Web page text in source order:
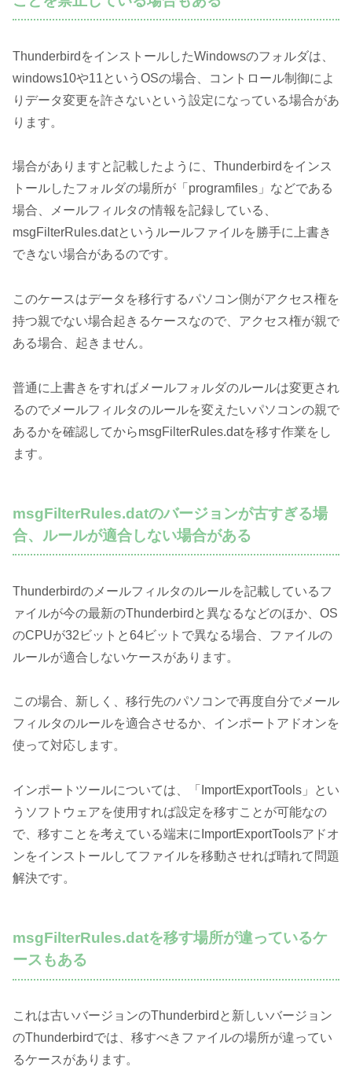
ThunderbirdをインストールしたWindowsのフォルダは、
windows10や11というOSの場合、コントロール制御によ
りデータ変更を許さないという設定になっている場合があ
ります。
場合がありますと記載したように、Thunderbirdをインス
トールしたフォルダの場所が「programfiles」などである
場合、メールフィルタの情報を記録している、
msgFilterRules.datというルールファイルを勝手に上書き
できない場合があるのです。
このケースはデータを移行するパソコン側がアクセス権を
持つ親でない場合起きるケースなので、アクセス権が親で
ある場合、起きません。
普通に上書きをすればメールフォルダのルールは変更され
るのでメールフィルタのルールを変えたいパソコンの親で
あるかを確認してからmsgFilterRules.datを移す作業をし
ます。
msgFilterRules.datのバージョンが古すぎる場
合、ルールが適合しない場合がある
Thunderbirdのメールフィルタのルールを記載しているフ
ァイルが今の最新のThunderbirdと異なるなどのほか、OS
のCPUが32ビットと64ビットで異なる場合、ファイルの
ルールが適合しないケースがあります。
この場合、新しく、移行先のパソコンで再度自分でメール
フィルタのルールを適合させるか、インポートアドオンを
使って対応します。
インポートツールについては、「ImportExportTools」とい
うソフトウェアを使用すれば設定を移すことが可能なの
で、移すことを考えている端末にImportExportToolsアドオ
ンをインストールしてファイルを移動させれば晴れて問題
解決です。
msgFilterRules.datを移す場所が違っているケ
ースもある
これは古いバージョンのThunderbirdと新しいバージョン
のThunderbirdでは、移すべきファイルの場所が違ってい
るケースがあります。